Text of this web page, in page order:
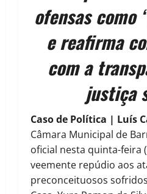
ofensas como
e reafirma
com a
justiça
Caso de Política | Luís
Câmara Municipal de
oficial nesta quinta-feira
veemente repúdio aos
preconceituosos